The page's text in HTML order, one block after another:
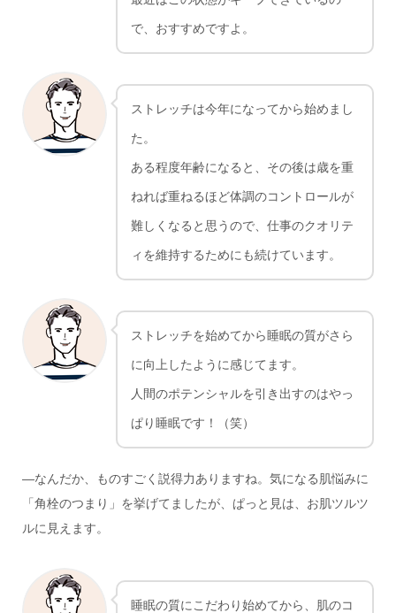
で、おすすめですよ。
ストレッチは今年になってから始めまし
た。
ある程度年齢になると、その後は歳を重
ねれば重ねるほど体調のコントロールが
難しくなると思うので、仕事のクオリテ
ィを維持するためにも続けています。
ストレッチを始めてから睡眠の質がさら
に向上したように感じてます。
人間のポテンシャルを引き出すのはやっ
ぱり睡眠です！（笑）
―なんだか、ものすごく説得力ありますね。気になる肌悩みに
「角栓のつまり」を挙げてましたが、ぱっと見は、お肌ツルツ
ルに見えます。
睡眠の質にこだわり始めてから、肌のコ